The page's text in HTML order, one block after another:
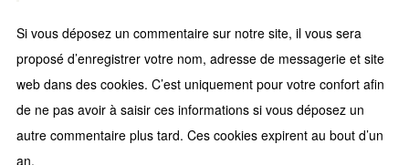
Si vous déposez un commentaire sur notre site, il vous sera
proposé d’enregistrer votre nom, adresse de messagerie et site
web dans des cookies. C’est uniquement pour votre confort afin
de ne pas avoir à saisir ces informations si vous déposez un
autre commentaire plus tard. Ces cookies expirent au bout d’un
an.